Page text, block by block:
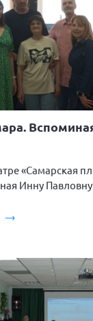
конференция-
склероз: новые
область
область
«Самарская
Инну Павловну